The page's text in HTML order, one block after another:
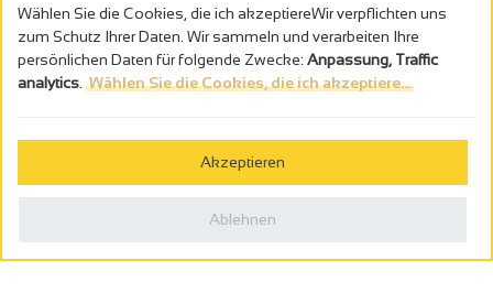
Alkoholmissbrauch ist gefährlich für die Gesundheit - trinken Sie in
Politique de confidentialité
Wählen Sie die Cookies, die ich akzeptiereWir verpflichten uns
zum Schutz Ihrer Daten. Wir sammeln und verarbeiten Ihre
persönlichen Daten für folgende Zwecke: Anpassung, Traffic
analytics Wählen Sie die Cookies, die ich akzeptiere...
Akzeptieren
Ablehnen